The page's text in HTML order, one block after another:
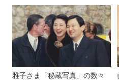
雅子さま「秘蔵写真」の数々